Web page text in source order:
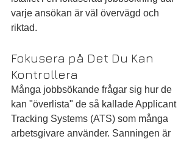
varje ansökan är väl övervägd och
riktad.
Fokusera på Det Du Kan
Kontrollera
Många jobbsökande frågar sig hur de
kan "överlista" de så kallade Applicant
Tracking Systems (ATS) som många
arbetsgivare använder. Sanningen är